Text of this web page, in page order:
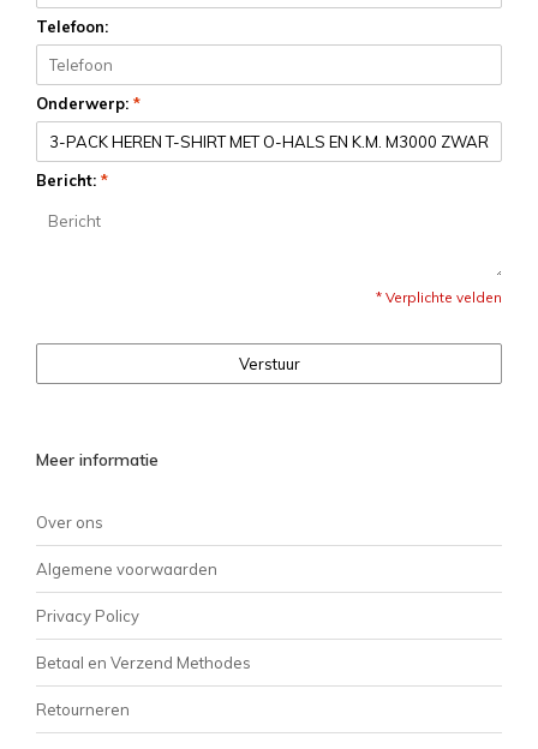
Telefoon:
Onderwerp: *
Bericht: *
* Verplichte velden
Verstuur
Meer informatie
Over ons
Algemene voorwaarden
Privacy Policy
Betaal en Verzend Methodes
Retourneren